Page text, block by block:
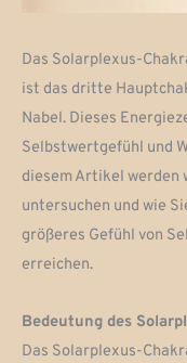
Das Solarplexus-
ist das dritte
Nabel. Dieses
Selbstwertgefühl und
diesem Artikel werden
untersuchen und wie
größeres Gefühl von
erreichen.
Bedeutung des
Das Solarplexus-